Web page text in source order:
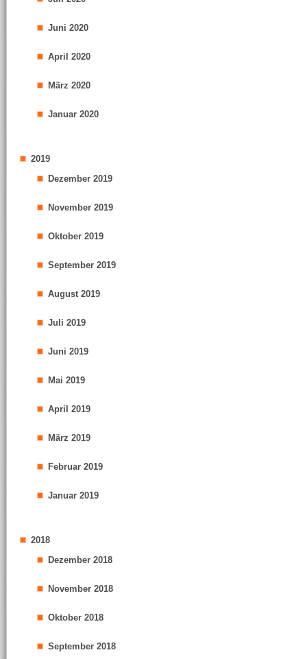
Juni 2020
April 2020
März 2020
Januar 2020
2019
Dezember 2019
November 2019
Oktober 2019
September 2019
August 2019
Juli 2019
Juni 2019
Mai 2019
April 2019
März 2019
Februar 2019
Januar 2019
2018
Dezember 2018
November 2018
Oktober 2018
September 2018